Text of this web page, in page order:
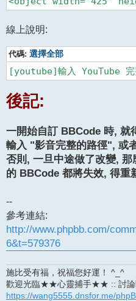
線上說明:
代碼: 選擇全部
[youtube]輸入 YouTube
後記:
一開始自訂 BBCode 時, 就
輸入 "影音完整的路徑", 或
否則, 一旦中途做了改變,
的 BBCode 都將失效, 得重
--
參考連結:
http://www.phpbb.com/
6&t=579376
施比受有福，祝福您好運！ ^_^
歡迎光臨★★心靈捕手★★ :: 討論
https://wang5555.dnsfor.me/